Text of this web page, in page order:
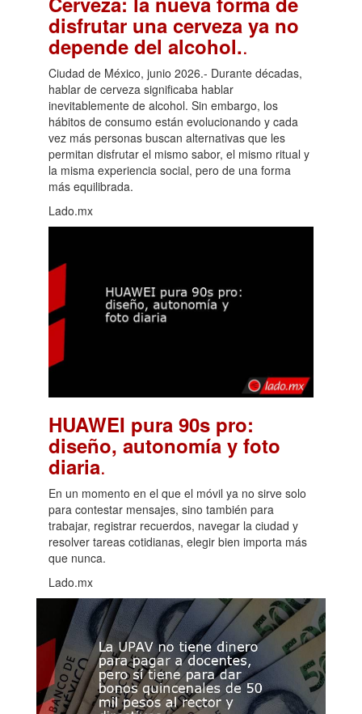
disfrutar una cerveza ya no
depende del alcohol..
Ciudad de México, junio 2026.- Durante décadas,
hablar de cerveza significaba hablar
inevitablemente de alcohol. Sin embargo, los
hábitos de consumo están evolucionando y cada
vez más personas buscan alternativas que les
permitan disfrutar el mismo sabor, el mismo ritual y
la misma experiencia social, pero de una forma
más equilibrada.
Lado.mx
HUAWEI pura 90s pro:
diseño, autonomía y foto
diaria.
En un momento en el que el móvil ya no sirve solo
para contestar mensajes, sino también para
trabajar, registrar recuerdos, navegar la ciudad y
resolver tareas cotidianas, elegir bien importa más
que nunca.
Lado.mx